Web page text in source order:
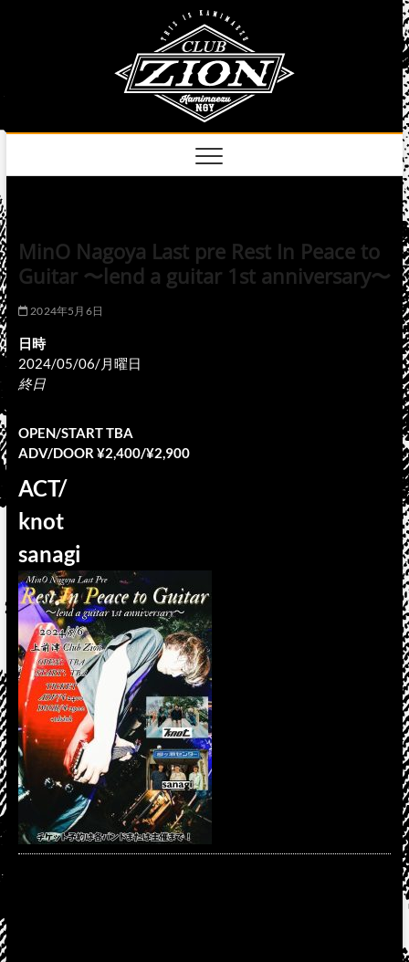
MinO Nagoya Last pre Rest In Peace to
Guitar 〜lend a guitar 1st anniversary〜
2024年5月6日
日時
2024/05/06/月曜日
終日
OPEN/START TBA
ADV/DOOR ¥2,400/¥2,900
ACT/
knot
sanagi